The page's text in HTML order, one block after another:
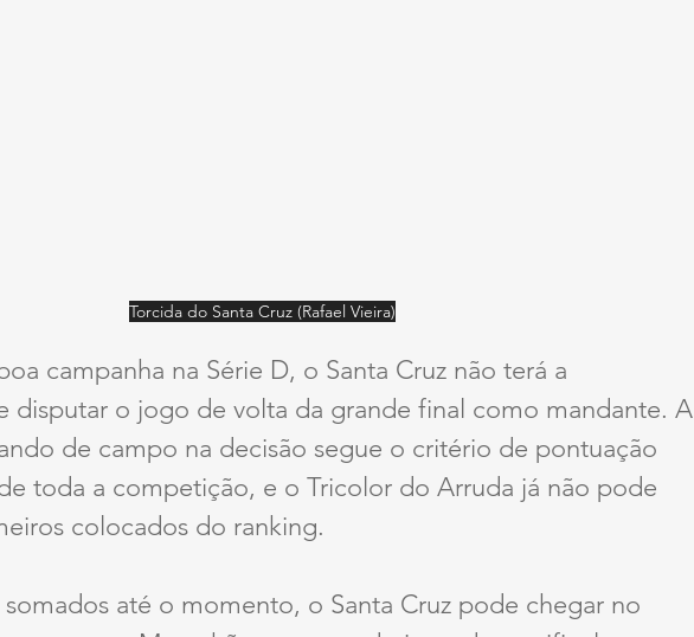
Torcida do Santa Cruz (Rafael Vieira)
campanha na Série D, o Santa Cruz não terá a
disputar o jogo de volta da grande final como mandante. A
de campo na decisão segue o critério de pontuação
toda a competição, e o Tricolor do Arruda já não pode
colocados do ranking.
até o momento, o Santa Cruz pode chegar no